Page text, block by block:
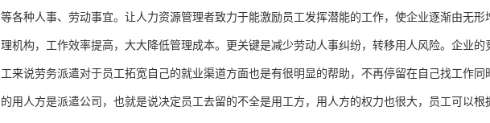
等各种人事、劳动事宜。让人力资源管理者致力于能激励员工发挥潜能的工作，使企业逐渐由无
理机构，工作效率提高，大大降低管理成本。更关键是减少劳动人事纠纷，转移用人风险。企业
工来说劳务派遣对于员工拓宽自己的就业渠道方面也是有很明显的帮助，不再停留在自己找工作
的用人方是派遣公司，也就是说决定员工去留的不全是用工方，用人方的权力也很大，员工可以